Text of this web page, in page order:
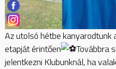
Az utolsó hétbe kanyarodtunk
etapját érintően
Továbbra
jelentkezni Klubunknál, ha